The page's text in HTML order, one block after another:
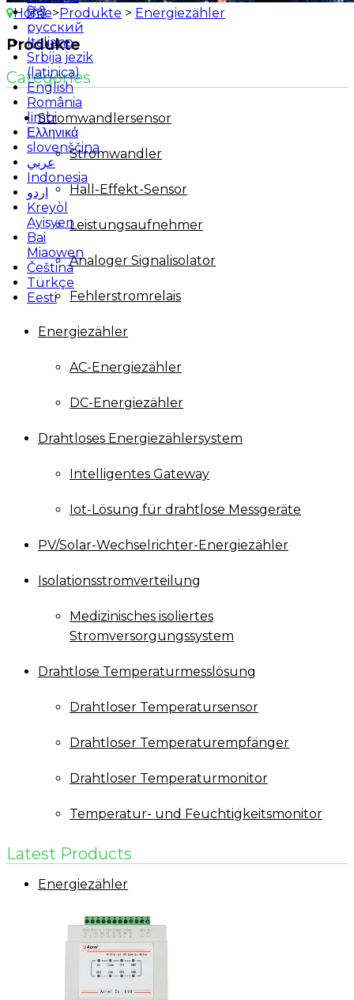
हिंदी
русский
Italiano
Srbija jezik
(latinica)
English
România
limbi
Ελληνικά
slovenščina
عربي
Indonesia
اردو
Kreyòl
Ayisyen
Bai
Miaowen
Čeština
Türkçe
Eesti
Home>Produkte > Energiezähler
Produkte
Categories
Stromwandlersensor
Stromwandler
Hall-Effekt-Sensor
Leistungsaufnehmer
Analoger Signalisolator
Fehlerstromrelais
Energiezähler
AC-Energiezähler
DC-Energiezähler
Drahtloses Energiezählersystem
Intelligentes Gateway
Iot-Lösung für drahtlose Messgeräte
PV/Solar-Wechselrichter-Energiezähler
Isolationsstromverteilung
Medizinisches isoliertes
Stromversorgungssystem
Drahtlose Temperaturmesslösung
Drahtloser Temperatursensor
Drahtloser Temperaturempfänger
Drahtloser Temperaturmonitor
Temperatur- und Feuchtigkeitsmonitor
Latest Products
Energiezähler